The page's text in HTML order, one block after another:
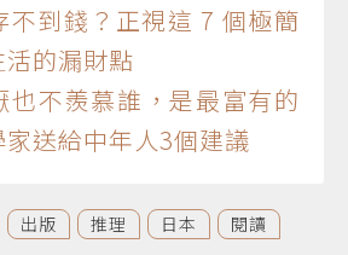
到錢？正視這 7 個極簡
的漏財點
不羨慕誰，是最富有的
送給中年人3個建議
出版 推理 日本 閱讀